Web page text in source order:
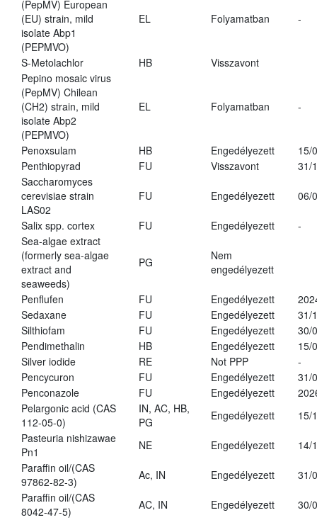
(PepMV) European
(EU) strain, mild
isolate Abp1
(PEPMVO)
EL Folyamatban -
S-Metolachlor HB
Visszavont
Pepino mosaic virus
(PepMV) Chilean
(CH2) strain, mild
isolate Abp2
(PEPMVO)
EL Folyamatban -
Penoxsulam HB Engedélyezett
15/
Penthiopyrad
FU Visszavont
31/
Saccharomyces
cerevisiae strain
LAS02
FU Engedélyezett 06/
Salix spp. cortex FU Engedélyezett
-
Sea-algae extract
(formerly sea-algae
extract and
seaweeds)
PG
Nem
engedélyezett
Penflufen FU Engedélyezett
Sedaxane
FU Engedélyezett
31/
Silthiofam
FU Engedélyezett
30/
Pendimethalin
HB Engedélyezett
15/
Silver iodide
RE Not PPP
-
Pencycuron
FU Engedélyezett
31/
Penconazole
FU Engedélyezett
Pelargonic acid (CAS
112-05-0)
IN, AC, HB,
PG
Engedélyezett
15/
Pasteuria nishizawae
Pn1
NE Engedélyezett
14/
Paraffin oil/(CAS
97862-82-3)
Ac, IN Engedélyezett
31/
Paraffin oil/(CAS
8042-47-5)
AC, IN Engedélyezett 30/